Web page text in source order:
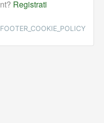
FOOTER_COOKIE_POLICY